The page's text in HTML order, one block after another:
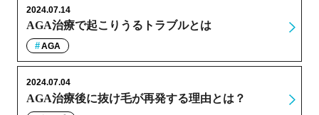
AGA治療で起こりうるトラブルとは
2024.07.14
AGA
AGA治療後に抜け毛が再発する理由とは？
2024.07.04